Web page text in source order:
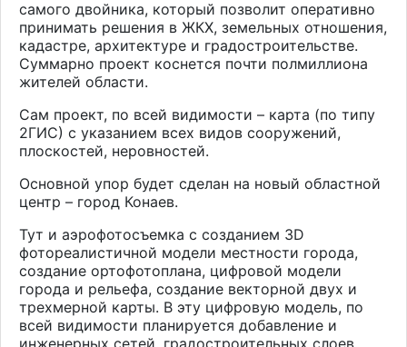
самого двойника, который позволит оперативно
принимать решения в ЖКХ, земельных отношения,
кадастре, архитектуре и градостроительстве.
Суммарно проект коснется почти полмиллиона
жителей области.
Сам проект, по всей видимости – карта (по типу
2ГИС) с указанием всех видов сооружений,
плоскостей, неровностей.
Основной упор будет сделан на новый областной
центр – город Конаев.
Тут и аэрофотосъемка с созданием 3D
фотореалистичной модели местности города,
создание ортофотоплана, цифровой модели
города и рельефа, создание векторной двух и
трехмерной карты. В эту цифровую модель, по
всей видимости планируется добавление и
инженерных сетей, градостроительных слоев,